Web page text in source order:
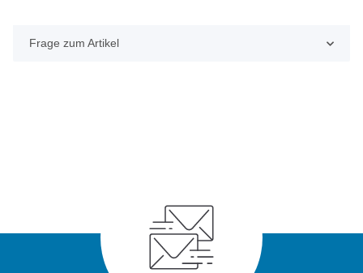
Frage zum Artikel